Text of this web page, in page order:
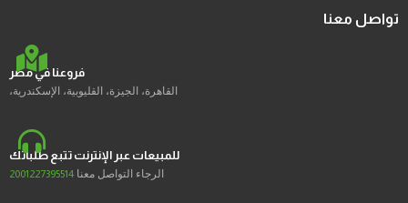
تواصل معنا
فروعنا في مصر
القاهرة، الجيزة، القليوبية، الإسكندرية،
للمبيعات عبر الإنترنت تتبع طلباتك
الرجاء التواصل معنا 2001227395514